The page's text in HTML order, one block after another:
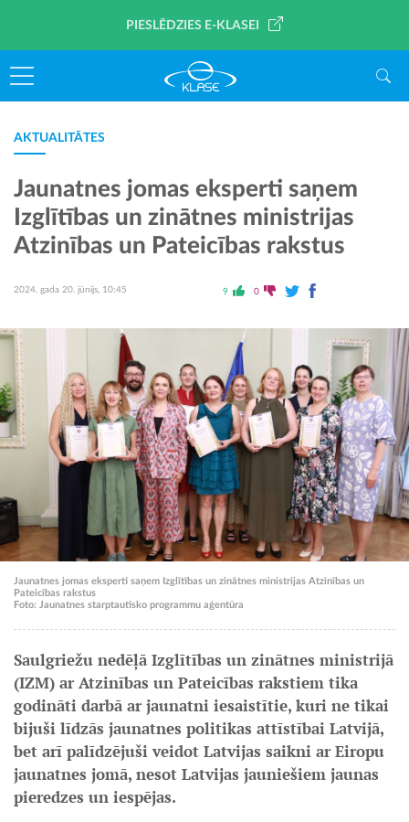
PIESLĒDZIES E-KLASEI
AKTUALITĀTES
Jaunatnes jomas eksperti saņem
Izglītības un zinātnes ministrijas
Atzinības un Pateicības rakstus
2024. gada 20. jūnijs, 10:45 9 0
Jaunatnes jomas eksperti saņem Izglītības un zinātnes ministrijas Atzinības un
Pateicības rakstus
Foto: Jaunatnes starptautisko programmu aģentūra
Saulgriežu nedēļā Izglītības un zinātnes ministrijā
(IZM) ar Atzinības un Pateicības rakstiem tika
godināti darbā ar jaunatni iesaistītie, kuri ne tikai
bijuši līdzās jaunatnes politikas attīstībai Latvijā,
bet arī palīdzējuši veidot Latvijas saikni ar Eiropu
jaunatnes jomā, nesot Latvijas jauniešiem jaunas
pieredzes un iespējas.